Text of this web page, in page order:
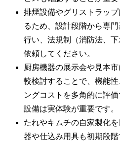
排煙設備やグリストラッ
るため、設計段階から専
行い、法規制（消防法、
依頼してください。
厨房機器の展示会や見本
較検討することで、機能
ングコストを多角的に評
設備は実体験が重要です。
たれやキムチの自家製化
器や仕込み用具も初期段